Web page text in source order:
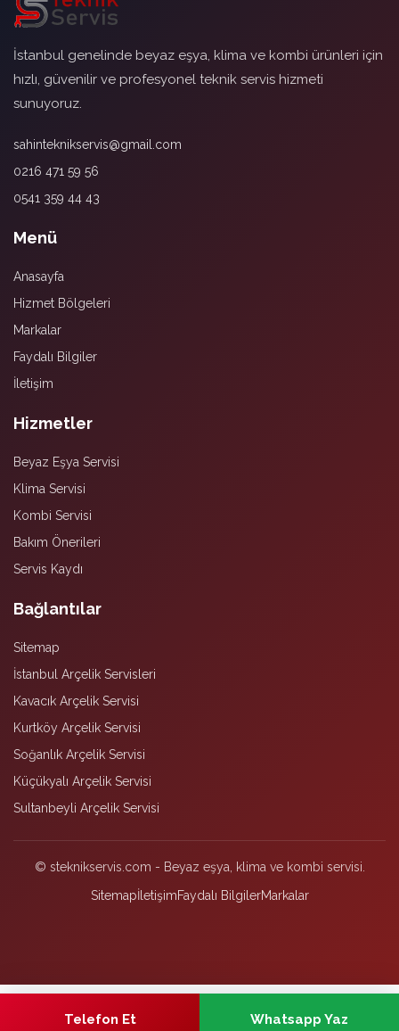
İstanbul genelinde beyaz eşya, klima ve kombi ürünleri için
hızlı, güvenilir ve profesyonel teknik servis hizmeti
sunuyoruz.
sahinteknikservis@gmail.com
0216 471 59 56
0541 359 44 43
Menü
Anasayfa
Hizmet Bölgeleri
Markalar
Faydalı Bilgiler
İletişim
Hizmetler
Beyaz Eşya Servisi
Klima Servisi
Kombi Servisi
Bakım Önerileri
Servis Kaydı
Bağlantılar
Sitemap
İstanbul Arçelik Servisleri
Kavacık Arçelik Servisi
Kurtköy Arçelik Servisi
Soğanlık Arçelik Servisi
Küçükyalı Arçelik Servisi
Sultanbeyli Arçelik Servisi
© steknikservis.com - Beyaz eşya, klima ve kombi servisi.
SitemapİletişimFaydalı BilgilerMarkalar
Telefon Et Whatsapp Yaz